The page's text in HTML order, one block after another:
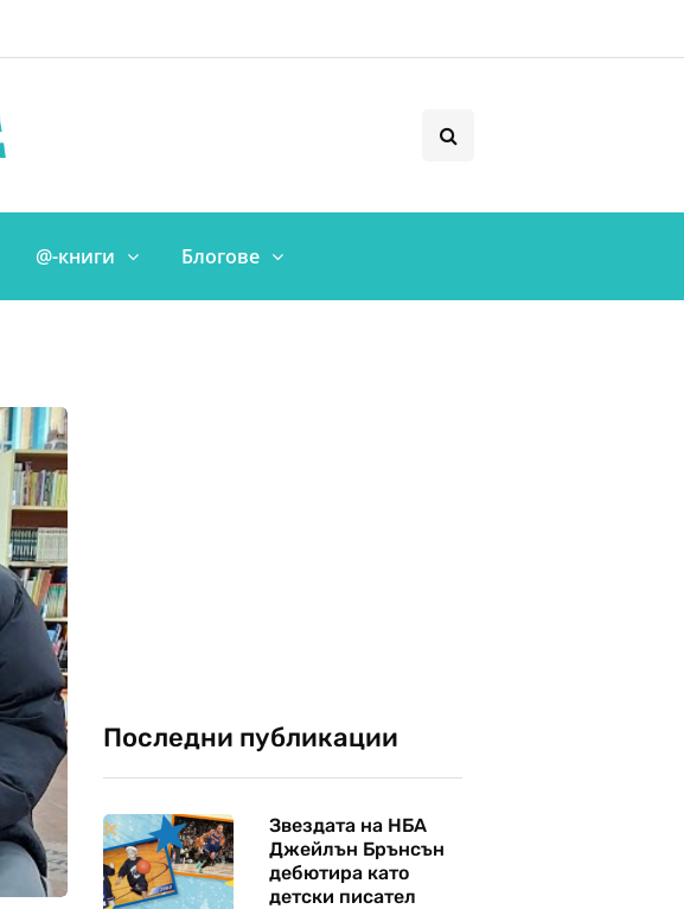
@-книги Блогове
Последни публикации
Звездата на НБА
Джейлън Брънсън
дебютира като
детски писател